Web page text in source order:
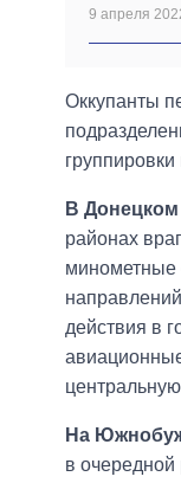
9 апреля
Оккупанты
В
районах
минометные
действия в
На
в очередной